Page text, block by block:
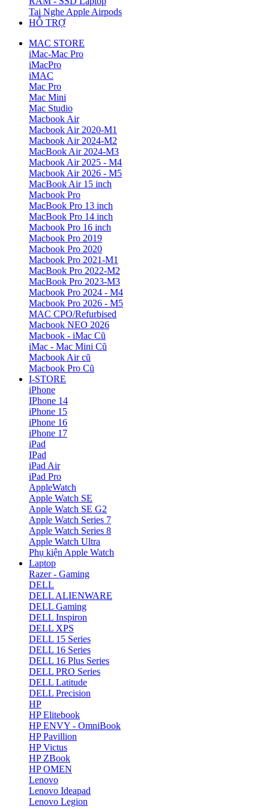
Tai Nghe Apple Airpods
HỖ TRỢ
MAC STORE
iMac-Mac Pro
iMacPro
iMAC
Mac Pro
Mac Mini
Mac Studio
Macbook Air
Macbook Air 2020-M1
Macbook Air 2024-M2
MacBook Air 2024-M3
Macbook Air 2025 - M4
Macbook Air 2026 - M5
MacBook Air 15 inch
Macbook Pro
MacBook Pro 13 inch
MacBook Pro 14 inch
Macbook Pro 16 inch
Macbook Pro 2019
Macbook Pro 2020
Macbook Pro 2021-M1
MacBook Pro 2022-M2
MacBook Pro 2023-M3
Macbook Pro 2024 - M4
Macbook Pro 2026 - M5
MAC CPO/Refurbised
Macbook NEO 2026
Macbook - iMac Cũ
iMac - Mac Mini Cũ
Macbook Air cũ
Macbook Pro Cũ
I-STORE
iPhone
IPhone 14
iPhone 15
iPhone 16
iPhone 17
iPad
IPad
iPad Air
iPad Pro
AppleWatch
Apple Watch SE
Apple Watch SE G2
Apple Watch Series 7
Apple Watch Series 8
Apple Watch Ultra
Phụ kiện Apple Watch
Laptop
Razer - Gaming
DELL
DELL ALIENWARE
DELL Gaming
DELL Inspiron
DELL XPS
DELL 15 Series
DELL 16 Series
DELL 16 Plus Series
DELL PRO Series
DELL Latitude
DELL Precision
HP
HP Elitebook
HP ENVY - OmniBook
HP Pavillion
HP Victus
HP ZBook
HP OMEN
Lenovo
Lenovo Ideapad
Lenovo Legion